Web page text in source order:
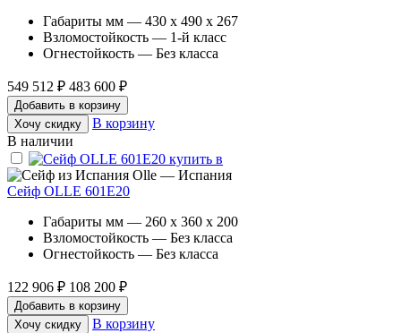
Габариты мм — 430 x 490 x 267
Взломостойкость — 1-й класс
Огнестойкость — Без класса
549 512 ₽ 483 600 ₽
Добавить в корзину
Хочу скидку
В корзину
В наличии
Olle — Испания
Сейф OLLE 601E20
Габариты мм — 260 x 360 x 200
Взломостойкость — Без класса
Огнестойкость — Без класса
122 906 ₽ 108 200 ₽
Добавить в корзину
Хочу скидку
В корзину